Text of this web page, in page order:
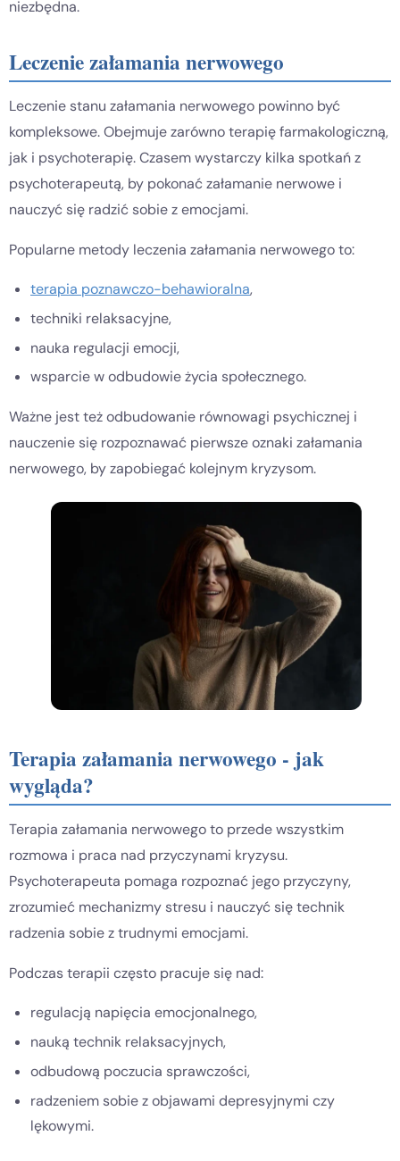
niezbędna.
Leczenie załamania nerwowego
Leczenie stanu załamania nerwowego powinno być
kompleksowe. Obejmuje zarówno terapię farmakologiczną,
jak i psychoterapię. Czasem wystarczy kilka spotkań z
psychoterapeutą, by pokonać załamanie nerwowe i
nauczyć się radzić sobie z emocjami.
Popularne metody leczenia załamania nerwowego to:
terapia poznawczo-behawioralna,
techniki relaksacyjne,
nauka regulacji emocji,
wsparcie w odbudowie życia społecznego.
Ważne jest też odbudowanie równowagi psychicznej i
nauczenie się rozpoznawać pierwsze oznaki załamania
nerwowego, by zapobiegać kolejnym kryzysom.
Terapia załamania nerwowego - jak
wygląda?
Terapia załamania nerwowego to przede wszystkim
rozmowa i praca nad przyczynami kryzysu.
Psychoterapeuta pomaga rozpoznać jego przyczyny,
zrozumieć mechanizmy stresu i nauczyć się technik
radzenia sobie z trudnymi emocjami.
Podczas terapii często pracuje się nad:
regulacją napięcia emocjonalnego,
nauką technik relaksacyjnych,
odbudową poczucia sprawczości,
radzeniem sobie z objawami depresyjnymi czy
lękowymi.